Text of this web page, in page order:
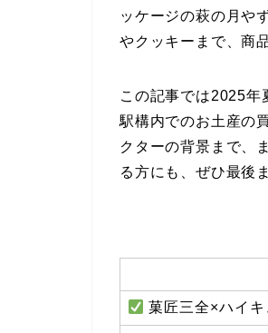
ッケージの萩の月や
やクッキーまで、商
この記事では2025年
駅構内でのお土産の
クターの背景まで、
る方にも、ぜひ最後
菓匠三全×ハイ